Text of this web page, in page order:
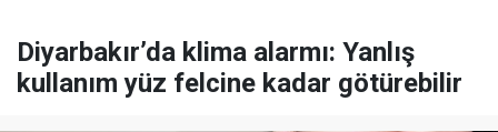
Diyarbakır’da klima alarmı: Yanlış
kullanım yüz felcine kadar götürebilir